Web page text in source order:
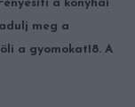
Fényesíti a konyhai
meg a
a gyomokat18. A